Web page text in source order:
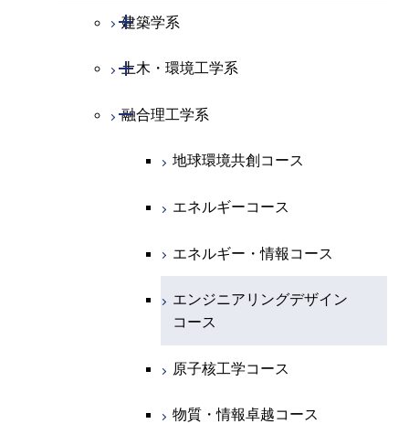
物質・情報卓越コース
ース
原子核工学コース
人間医療科学技術コース
エネルギー・情報コース
ライフエンジニアリングコ
エンジニアリングデザイン
ース
人間医療科学技術コース
経営工学コース
エンジニアリングデザイン
専門科目
ース
原子核工学コース
人間医療科学技術コース
物質・情報卓越コース
ース
原子核工学コース
地球生命コース
人間医療科学技術コース
物質・情報卓越コース
ース
知能情報コース
エネルギー・情報コース
人間医療科学技術コース
物質・情報卓越コース
生命理工学コース
ライフエンジニアリングコ
物質・情報卓越コース
専門科目
建築学系
開閉
建築学コース
エンジニアリングデザイン
土木・環境工学系
開閉
土木工学コース
エンジニアリングデザイン
融合理工学系
開閉
地球環境共創コース
エネルギーコース
エネルギー・情報コース
エンジニアリングデザイン
コース
原子核工学コース
物質・情報卓越コース